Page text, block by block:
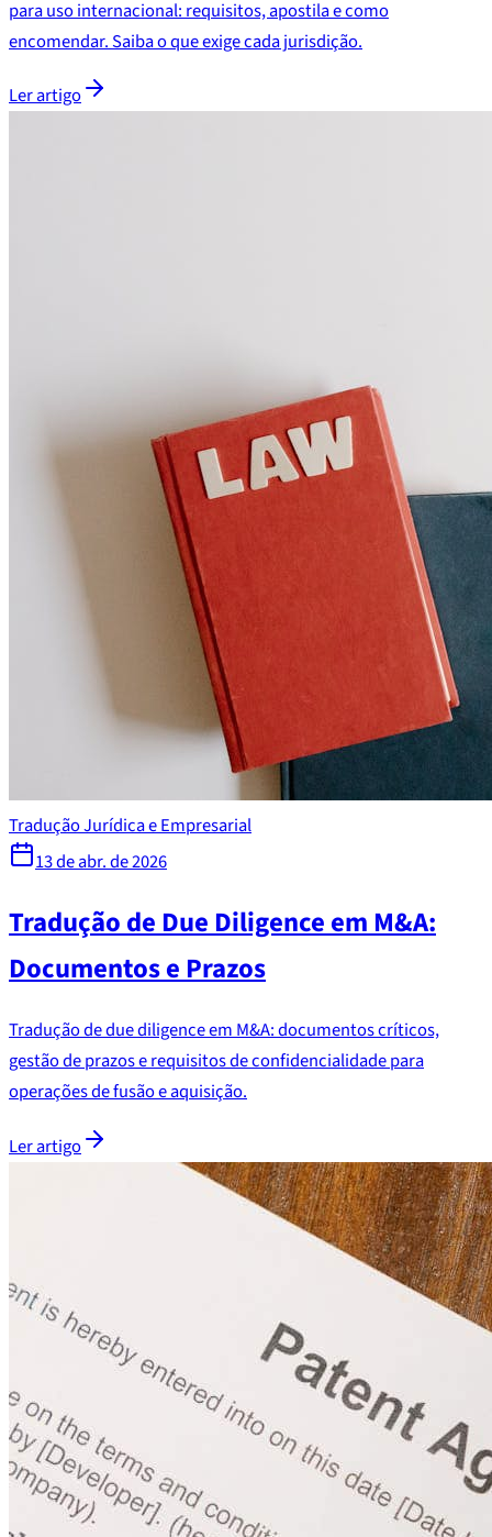
para uso internacional: requisitos, apostila e como
encomendar. Saiba o que exige cada jurisdição.
Ler artigo
Tradução Jurídica e Empresarial
13 de abr. de 2026
Tradução de Due Diligence em M&A:
Documentos e Prazos
Tradução de due diligence em M&A: documentos críticos,
gestão de prazos e requisitos de confidencialidade para
operações de fusão e aquisição.
Ler artigo